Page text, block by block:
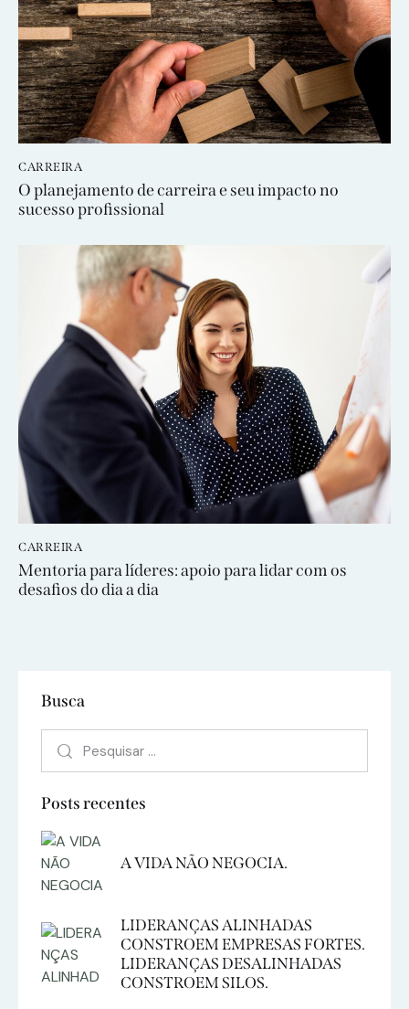
CARREIRA
O planejamento de carreira e seu impacto no
sucesso profissional
CARREIRA
Mentoria para líderes: apoio para lidar com os
desafios do dia a dia
Busca
Posts recentes
A VIDA NÃO NEGOCIA.
LIDERANÇAS ALINHADAS
CONSTROEM EMPRESAS FORTES.
LIDERANÇAS DESALINHADAS
CONSTROEM SILOS.